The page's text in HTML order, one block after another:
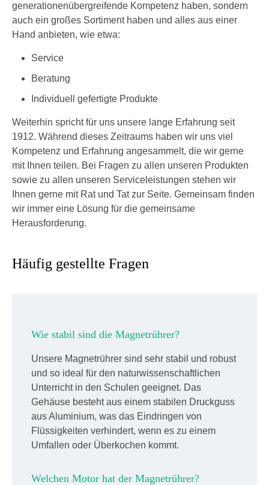
generationenübergreifende Kompetenz haben, sondern
auch ein großes Sortiment haben und alles aus einer
Hand anbieten, wie etwa:
Service
Beratung
Individuell gefertigte Produkte
Weiterhin spricht für uns unsere lange Erfahrung seit
1912. Während dieses Zeitraums haben wir uns viel
Kompetenz und Erfahrung angesammelt, die wir gerne
mit Ihnen teilen. Bei Fragen zu allen unseren Produkten
sowie zu allen unseren Serviceleistungen stehen wir
Ihnen gerne mit Rat und Tat zur Seite. Gemeinsam finden
wir immer eine Lösung für die gemeinsame
Herausforderung.
Häufig gestellte Fragen
Wie stabil sind die Magnetrührer?
Unsere Magnetrührer sind sehr stabil und robust
und so ideal für den naturwissenschaftlichen
Unterricht in den Schulen geeignet. Das
Gehäuse besteht aus einem stabilen Druckguss
aus Aluminium, was das Eindringen von
Flüssigkeiten verhindert, wenn es zu einem
Umfallen oder Überkochen kommt.
Welchen Motor hat der Magnetrührer?